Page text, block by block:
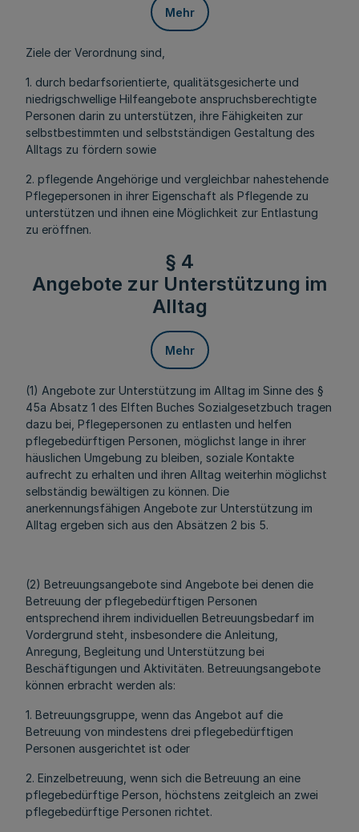
Mehr
Ziele der Verordnung sind,
1. durch bedarfsorientierte, qualitätsgesicherte und
niedrigschwellige Hilfeangebote anspruchsberechtigte
Personen darin zu unterstützen, ihre Fähigkeiten zur
selbstbestimmten und selbstständigen Gestaltung des
Alltags zu fördern sowie
2. pflegende Angehörige und vergleichbar nahestehende
Pflegepersonen in ihrer Eigenschaft als Pflegende zu
unterstützen und ihnen eine Möglichkeit zur Entlastung
zu eröffnen.
§ 4
Angebote zur Unterstützung im
Alltag
Mehr
(1) Angebote zur Unterstützung im Alltag im Sinne des §
45a Absatz 1 des Elften Buches Sozialgesetzbuch tragen
dazu bei, Pflegepersonen zu entlasten und helfen
pflegebedürftigen Personen, möglichst lange in ihrer
häuslichen Umgebung zu bleiben, soziale Kontakte
aufrecht zu erhalten und ihren Alltag weiterhin möglichst
selbständig bewältigen zu können. Die
anerkennungsfähigen Angebote zur Unterstützung im
Alltag ergeben sich aus den Absätzen 2 bis 5.
(2) Betreuungsangebote sind Angebote bei denen die
Betreuung der pflegebedürftigen Personen
entsprechend ihrem individuellen Betreuungsbedarf im
Vordergrund steht, insbesondere die Anleitung,
Anregung, Begleitung und Unterstützung bei
Beschäftigungen und Aktivitäten. Betreuungsangebote
können erbracht werden als:
1. Betreuungsgruppe, wenn das Angebot auf die
Betreuung von mindestens drei pflegebedürftigen
Personen ausgerichtet ist oder
2. Einzelbetreuung, wenn sich die Betreuung an eine
pflegebedürftige Person, höchstens zeitgleich an zwei
pflegebedürftige Personen richtet.